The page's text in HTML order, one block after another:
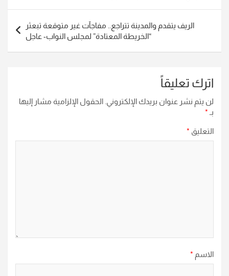
الريف يتقدم والمدينة تتراجع.. مفاجآت غير متوقعة تبعثر
“الخريطة المعتادة” لمجلس النواب- عاجل
اترك تعليقاً
لن يتم نشر عنوان بريدك الإلكتروني. الحقول الإلزامية مشار إليها
بـ *
التعليق *
الاسم *